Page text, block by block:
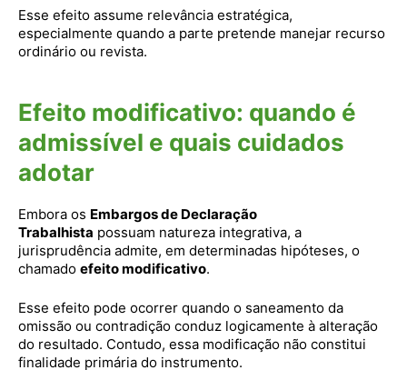
Esse efeito assume relevância estratégica,
especialmente quando a parte pretende manejar recurso
ordinário ou revista.
Efeito modificativo: quando é
admissível e quais cuidados
adotar
Embora os Embargos de Declaração
Trabalhista possuam natureza integrativa, a
jurisprudência admite, em determinadas hipóteses, o
chamado efeito modificativo.
Esse efeito pode ocorrer quando o saneamento da
omissão ou contradição conduz logicamente à alteração
do resultado. Contudo, essa modificação não constitui
finalidade primária do instrumento.